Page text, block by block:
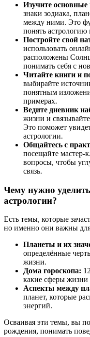
Изучите основные
знаки зодиака,
между ними. Это
понять
Постройте свой
использовать
расположены
понимать себя с
Читайте книги и
выбирайте
понятным
примерах.
Ведите дневник
жизни и
Это поможет
астрологии.
Общайтесь с
посещайте мастер-
вопросы, чтобы
связь.
Чему нужно
астрологии?
Есть темы, которые
но именно они важны
Планеты и их
определённые
жизни.
Дома гороскопа:
какие сферы жизни
Аспекты между
планет, которые
энергий.
Осваивая эти темы, вы
рождения, понимать